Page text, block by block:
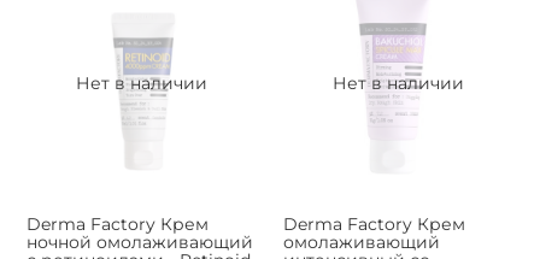
Нет в наличии
Derma Factory Крем
ночной омолаживающий
Нет в наличии
Derma Factory Крем
омолаживающий